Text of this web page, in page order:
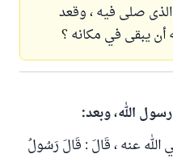
صلى فيه ، وقعد
أن يبقى في مكانه ؟
الله، وبعد:
أَنَسٍ رضي الله عنه ، قَالَ : قَالَ رَسُولُ